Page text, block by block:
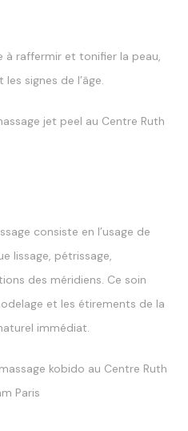
à raffermir et tonifier la peau,
signes de l’âge.
jet peel au Centre Ruth
consiste en l’usage de
lissage, pétrissage,
des méridiens. Ce soin
et les étirements de la
immédiat.
kobido au Centre Ruth
Paris